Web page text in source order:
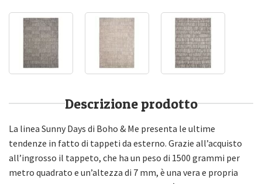
Descrizione prodotto
La linea Sunny Days di Boho & Me presenta le ultime
tendenze in fatto di tappeti da esterno. Grazie all’acquisto
all’ingrosso il tappeto, che ha un peso di 1500 grammi per
metro quadrato e un’altezza di 7 mm, è una vera e propria